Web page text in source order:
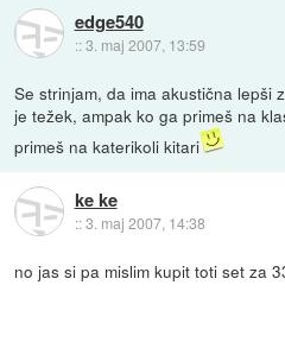
edge540
::3. maj 2007, 13:59
Se strinjam, da ima akustična lepši
je težek, ampak ko ga primeš na
primeš na katerikoli kitari
ke ke
::3. maj 2007, 14:38
no jas si pa mislim kupit toti set za